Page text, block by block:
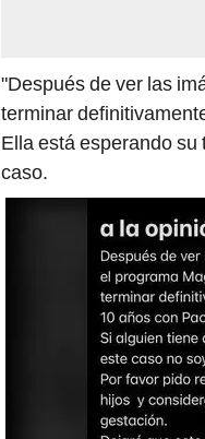
"Después de ver las
terminar
Ella está esperando su
caso.